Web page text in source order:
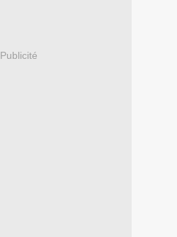
Publicité